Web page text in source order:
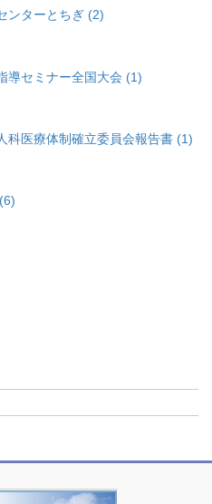
ンターとちぎ (2)
導セミナー全国大会 (1)
科医療体制確立委員会報告書 (1)